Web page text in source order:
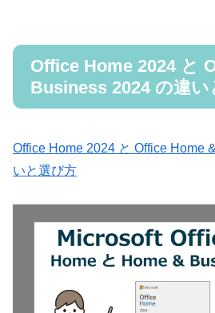
Office Home 2024 と
Business 2024 の違い
Office Home 2024 と Office Home
いと選び方